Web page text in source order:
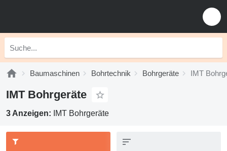
Baumaschinen Bohrtechnik Bohrgeräte IMT
IMT Bohrgeräte
3 Anzeigen: IMT Bohrgeräte